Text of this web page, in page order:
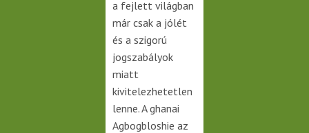
a fejlett világban
már csak a jólét
és a szigorú
jogszabályok
miatt
kivitelezhetetlen
lenne. A ghanai
Agbogbloshie az